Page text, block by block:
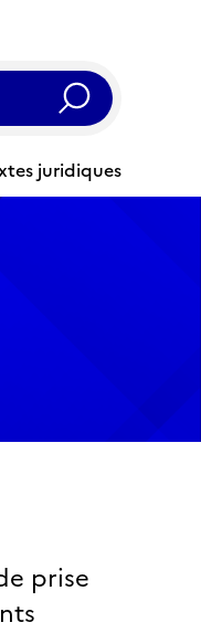
Rechercher
juridiques
prise